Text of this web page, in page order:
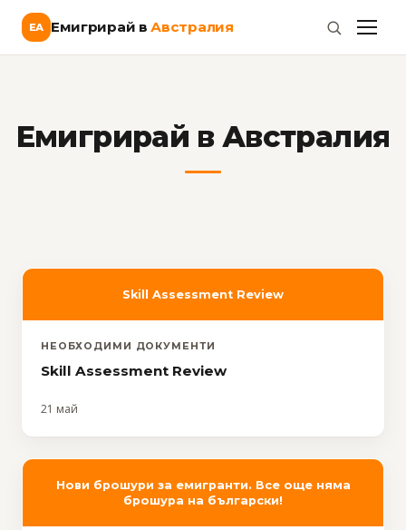
ЕА Емигрирай вАвстралия
Емигрирай в Австралия
Skill Assessment Review
НЕОБХОДИМИ ДОКУМЕНТИ
Skill Assessment Review
21 май
Нови брошури за емигранти. Все още няма
брошура на български!